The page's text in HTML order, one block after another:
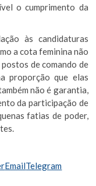
o cumprimento da
às candidaturas
a cota feminina não
de comando de
proporção que elas
não é garantia,
da participação de
fatias de poder,
EmailTelegram